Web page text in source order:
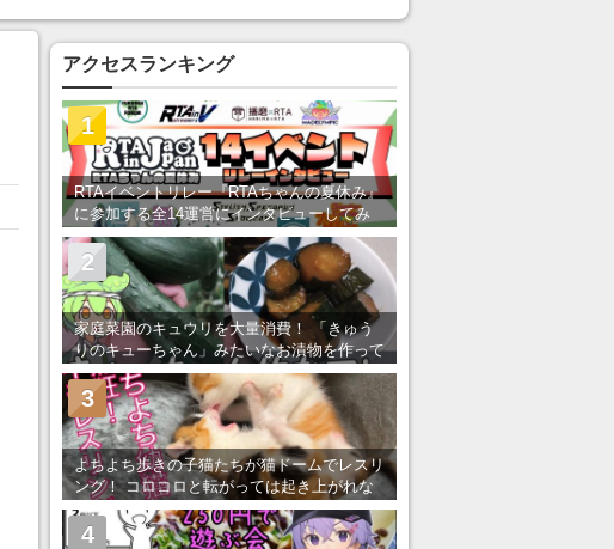
アクセスランキング
RTAイベントリレー『RTAちゃんの夏休み』
に参加する全14運営にインタビューしてみ
た！ 「RTA in Japan」のチャンネルの貸し
出しを利用し8/9から1週間にわたって開催
1
家庭菜園のキュウリを大量消費！ 「きゅう
りのキューちゃん」みたいなお漬物を作って
みた
2
よちよち歩きの子猫たちが猫ドームでレスリ
ング！ コロコロと転がっては起き上がれな
い姿が可愛すぎる
3
4